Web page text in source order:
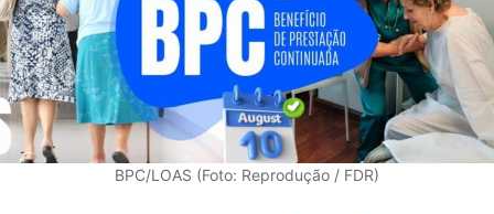
BPC/LOAS (Foto: Reprodução / FDR)